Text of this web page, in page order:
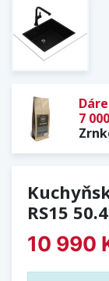
7
RS15
10 990